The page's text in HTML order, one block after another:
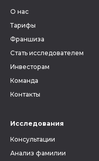
О нас
Тарифы
Франшиза
Стать исследователем
Инвесторам
Команда
Контакты
Исследования
Консультации
Анализ фамилии